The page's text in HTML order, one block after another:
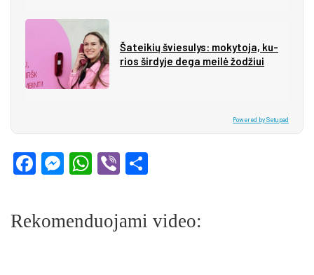
Ša­tei­kių švie­su­lys: mo­ky­to­ja, ku­
rios šir­dy­je de­ga mei­lė žo­džiui
Powered by Setupad
Facebook
Messenger
WhatsApp
Viber
Rekomenduojami video: